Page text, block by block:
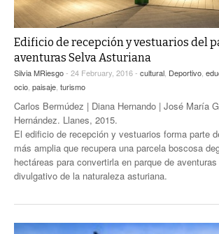
Edificio de recepción y vestuarios del
aventuras Selva Asturiana
Silvia MRiesgo- 24 February, 2016 - cultural Deportivo
ocio paisaje turismo
Carlos Bermúdez | Diana Hernando | José María
Hernández. Llanes, 2015.
El edificio de recepción y vestuarios forma parte
más amplia que recupera una parcela boscosa
hectáreas para convertirla en parque de
divulgativo de la naturaleza asturiana.